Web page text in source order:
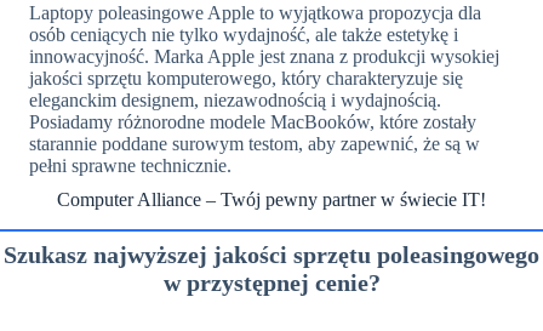
Laptopy poleasingowe Apple to wyjątkowa propozycja dla
osób ceniących nie tylko wydajność, ale także estetykę i
innowacyjność. Marka Apple jest znana z produkcji wysokiej
jakości sprzętu komputerowego, który charakteryzuje się
eleganckim designem, niezawodnością i wydajnością.
Posiadamy różnorodne modele MacBooków, które zostały
starannie poddane surowym testom, aby zapewnić, że są w
pełni sprawne technicznie.
Computer Alliance – Twój pewny partner w świecie IT!
Szukasz najwyższej jakości sprzętu poleasingowego
w przystępnej cenie?